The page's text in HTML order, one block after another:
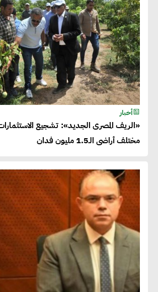
أخبار
«الريف المصرى الجديد»: تشجيع
مختلف أراضى الـ1.5 مليون فدان